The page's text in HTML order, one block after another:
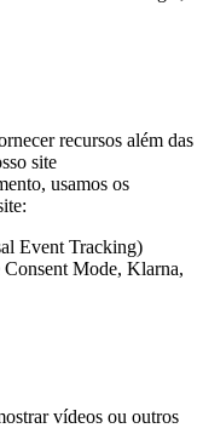
recursos além das
site
usamos os
Event Tracking)
Mode, Klarna,
vídeos ou outros